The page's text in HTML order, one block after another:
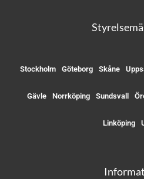
Stockholm Göteborg Skåne
Gävle Norrköping Sundsvall
Linköping